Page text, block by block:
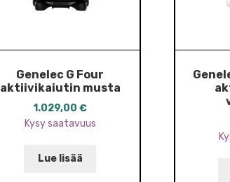
Genelec G Four
aktiivikaiutin musta
1.029,00€
Kysy saatavuus
Lue lisää